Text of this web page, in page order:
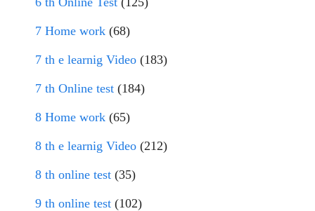
7 Home work (68)
7 th e learnig Video (183)
7 th Online test (184)
8 Home work (65)
8 th e learnig Video (212)
8 th online test (35)
9 th online test (102)